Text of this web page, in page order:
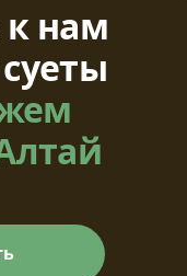
нам